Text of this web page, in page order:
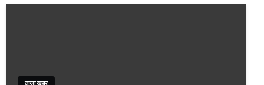
ताजा खबर